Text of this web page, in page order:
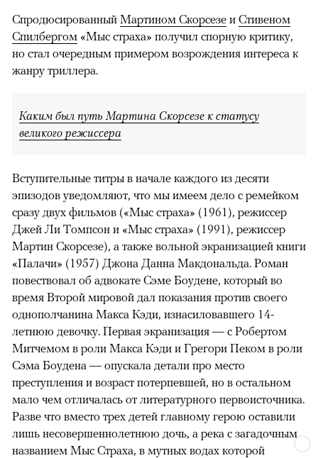
Спродюсированный Мартином Скорсезе и Стивеном
Спилбергом «Мыс страха» получил спорную критику,
но стал очередным примером возрождения интереса к
жанру триллера.
Каким был путь Мартина Скорсезе к статусу
великого режиссера
Вступительные титры в начале каждого из десяти
эпизодов уведомляют, что мы имеем дело с ремейком
сразу двух фильмов («Мыс страха» (1961), режиссер
Джей Ли Томпсон и «Мыс страха» (1991), режиссер
Мартин Скорсезе), а также вольной экранизацией книги
«Палачи» (1957) Джона Данна Макдональда. Роман
повествовал об адвокате Сэме Боудене, который во
время Второй мировой дал показания против своего
однополчанина Макса Кэди, изнасиловавшего 14-
летнюю девочку. Первая экранизация — с Робертом
Митчемом в роли Макса Кэди и Грегори Пеком в роли
Сэма Боудена — опускала детали про место
преступления и возраст потерпевшей, но в остальном
мало чем отличалась от литературного первоисточника.
Разве что вместо трех детей главному герою оставили
лишь несовершеннолетнюю дочь, а река с загадочным
названием Мыс Страха, в мутных водах которой